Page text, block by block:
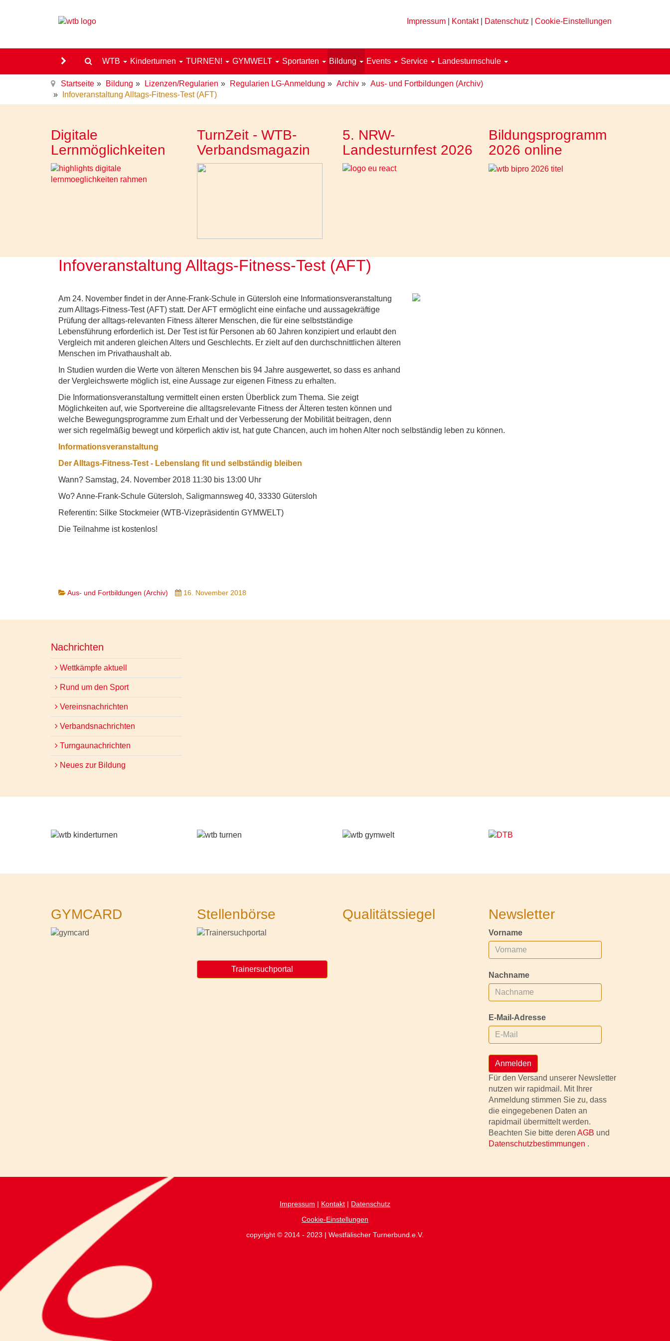
Impressum Kontakt| Datenschutz Cookie-Einstellungen
WTB Kinderturnen TURNEN! GYMWELT Sportarten Bildung Events Service Landesturnschule
Startseite Bildung Lizenzen/Regularien Regularien LG-Anmeldung Archiv
Aus- und Fortbildungen (Archiv)
Infoveranstaltung Alltags-Fitness-Test (AFT)
Digitale
Lernmöglichkeiten
TurnZeit - WTB-
Verbandsmagazin
5. NRW-
Landesturnfest 2026
Bildungsprogramm
2026 online
Infoveranstaltung Alltags-Fitness-Test (AFT)
Am 24. November findet in der Anne-Frank-Schule in Gütersloh eine Informationsveranstaltung
zum Alltags-Fitness-Test (AFT) statt. Der AFT ermöglicht eine einfache und aussagekräftige
Prüfung der alltags-relevanten Fitness älterer Menschen, die für eine selbstständige
Lebensführung erforderlich ist. Der Test ist für Personen ab 60 Jahren konzipiert und erlaubt den
Vergleich mit anderen gleichen Alters und Geschlechts. Er zielt auf den durchschnittlichen älteren
Menschen im Privathaushalt ab.
In Studien wurden die Werte von älteren Menschen bis 94 Jahre ausgewertet, so dass es anhand
der Vergleichswerte möglich ist, eine Aussage zur eigenen Fitness zu erhalten.
Die Informationsveranstaltung vermittelt einen ersten Überblick zum Thema. Sie zeigt
Möglichkeiten auf, wie Sportvereine die alltagsrelevante Fitness der Älteren testen können und
welche Bewegungsprogramme zum Erhalt und der Verbesserung der Mobilität beitragen, denn
wer sich regelmäßig bewegt und körperlich aktiv ist, hat gute Chancen, auch im hohen Alter noch selbständig leben zu können.
Informationsveranstaltung
Der Alltags-Fitness-Test - Lebenslang fit und selbständig bleiben
Wann? Samstag, 24. November 2018 11:30 bis 13:00 Uhr
Wo? Anne-Frank-Schule Gütersloh, Saligmannsweg 40, 33330 Gütersloh
Referentin: Silke Stockmeier (WTB-Vizepräsidentin GYMWELT)
Die Teilnahme ist kostenlos!
Aus- und Fortbildungen (Archiv) 16. November 2018
Nachrichten
Wettkämpfe aktuell
Rund um den Sport
Vereinsnachrichten
Verbandsnachrichten
Turngaunachrichten
Neues zur Bildung
GYMCARD Stellenbörse
Trainersuchportal
Qualitätssiegel Newsletter
Vorname
Nachname
E-Mail-Adresse
Anmelden
Für den Versand unserer Newsletter
nutzen wir rapidmail. Mit Ihrer
Anmeldung stimmen Sie zu, dass
die eingegebenen Daten an
rapidmail übermittelt werden.
Beachten Sie bitte deren AGB und
Datenschutzbestimmungen .
Impressum | Kontakt | Datenschutz
Cookie-Einstellungen
copyright © 2014 - 2023 | Westfälischer Turnerbund.e.V.